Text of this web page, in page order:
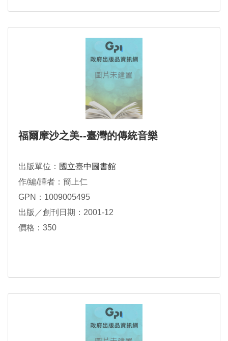
福爾摩沙之美--臺灣的傳統音樂
出版單位： 國立臺中圖書館
作/編/譯者：簡上仁
GPN：1009005495
出版／創刊日期：2001-12
價格：350